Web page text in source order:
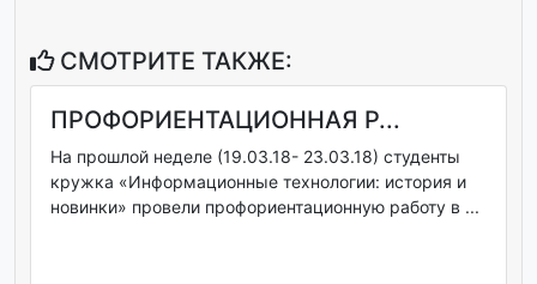
СМОТРИТЕ ТАКЖЕ:
ПРОФОРИЕНТАЦИОННАЯ Р...
На прошлой неделе (19.03.18- 23.03.18) студенты
кружка «Информационные технологии: история и
новинки» провели профориентационную работу в ...